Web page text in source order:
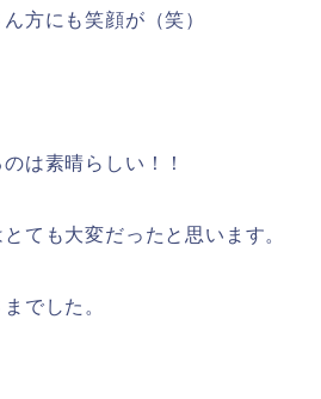
方にも笑顔が（笑）
は素晴らしい！！
ても大変だったと思います。
でした。